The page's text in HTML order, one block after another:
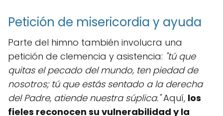
Petición de misericordia y ayuda
Parte del himno también involucra una
petición de clemencia y asistencia: "tú que
quitas el pecado del mundo, ten piedad de
nosotros; tú que estás sentado a la derecha
del Padre, atiende nuestra súplica."Aquí, los
fieles reconocen su vulnerabilidad y la